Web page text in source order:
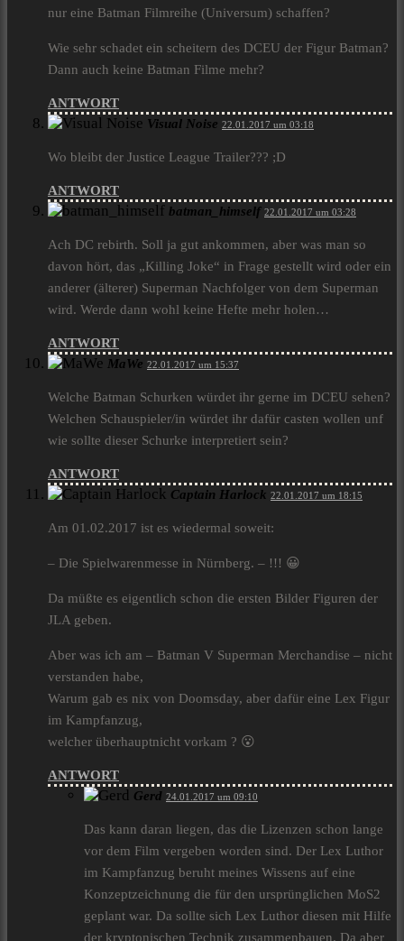
nur eine Batman Filmreihe (Universum) schaffen?
Wie sehr schadet ein scheitern des DCEU der Figur Batman?
Dann auch keine Batman Filme mehr?
ANTWORT
Visual Noise 22.01.2017 um 03:18
Wo bleibt der Justice League Trailer??? ;D
ANTWORT
batman_himself 22.01.2017 um 03:28
Ach DC rebirth. Soll ja gut ankommen, aber was man so
davon hört, das „Killing Joke“ in Frage gestellt wird oder ein
anderer (älterer) Superman Nachfolger von dem Superman
wird. Werde dann wohl keine Hefte mehr holen…
ANTWORT
MaWe 22.01.2017 um 15:37
Welche Batman Schurken würdet ihr gerne im DCEU sehen?
Welchen Schauspieler/in würdet ihr dafür casten wollen unf
wie sollte dieser Schurke interpretiert sein?
ANTWORT
Captain Harlock 22.01.2017 um 18:15
Am 01.02.2017‎ ist es wiedermal soweit:
– Die Spielwarenmesse in Nürnberg‎. – !!! 😀
Da müßte es eigentlich schon die ersten Bilder Figuren der
JLA geben.
Aber was ich am – Batman V Superman Merchandise – nicht
verstanden habe,
Warum gab es nix von Doomsday, aber dafür eine Lex Figur
im Kampfanzug,
welcher überhauptnicht vorkam ? 😮
ANTWORT
Gerd 24.01.2017 um 09:10
Das kann daran liegen, das die Lizenzen schon lange
vor dem Film vergeben worden sind. Der Lex Luthor
im Kampfanzug beruht meines Wissens auf eine
Konzeptzeichnung die für den ursprünglichen MoS2
geplant war. Da sollte sich Lex Luthor diesen mit Hilfe
der kryptonischen Technik zusammenbauen. Da aber